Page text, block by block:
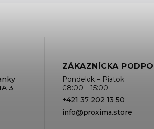
3
ZÁKAZNÍCKA
Pondelok – Piatok
08:00 – 15:00
+421 37 202 13 50
info@proxima.store